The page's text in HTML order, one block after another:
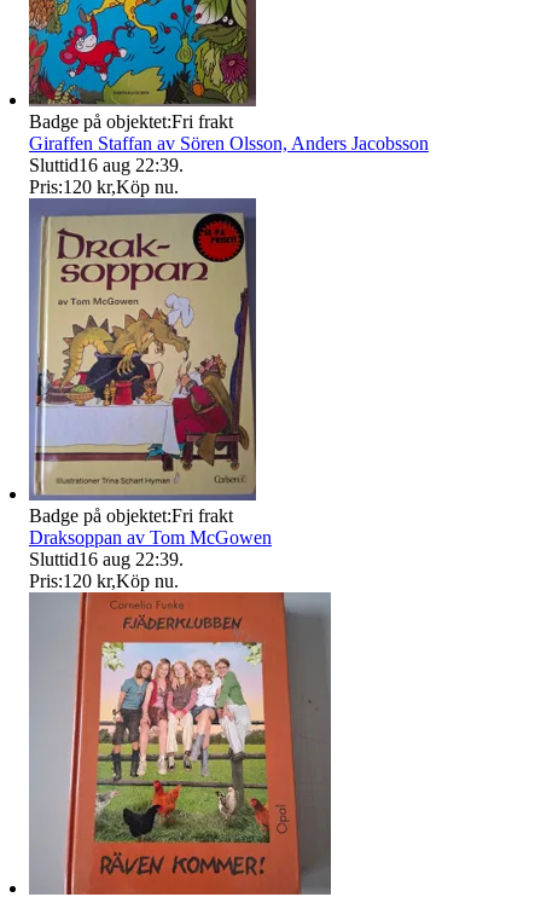
Badge på objektet:Fri frakt
Giraffen Staffan av Sören Olsson, Anders Jacobsson
Sluttid16 aug 22:39.
Pris:120 kr,Köp nu.
Badge på objektet:Fri frakt
Draksoppan av Tom McGowen
Sluttid16 aug 22:39.
Pris:120 kr,Köp nu.